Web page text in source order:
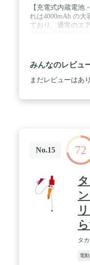
【充電式内蔵電池
れは4000mAh の
ており、通常のエ
きます。Type-c充
イルバッテリー、
可能です。1回の
個のエアーマット
入れることができ
に便利です。 / 【
応】空気入れ及び
で対応できます。
の高速充填設計に
供できます。水泳
秒、キャンプ用エ
60秒かかります。
ポンプに置き換え
ます。 / 【4種類
ロック設計により
れ、ノズルの緩み
類の実用的なノズ
アイテムに完全に
り、ノズルの耐用
みんなのレビュ
まだレビューはあ
No.15 72
タ
電